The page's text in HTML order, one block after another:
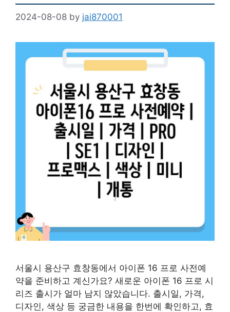
2024-08-08 by jai870001
서울시 용산구 효창동에서 아이폰 16 프로 사전예
약을 준비하고 계신가요? 새로운 아이폰 16 프로 시
리즈 출시가 얼마 남지 않았습니다. 출시일, 가격,
디자인, 색상 등 궁금한 내용을 한번에 확인하고, 효